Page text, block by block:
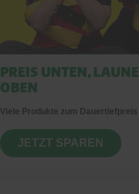
PREIS UNTEN, LAUNE
OBEN
Viele Produkte zum Dauertiefpreis
JETZT SPAREN